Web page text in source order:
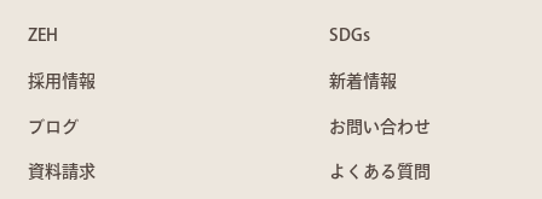
ZEH SDGs
採用情報 新着情報
ブログ お問い合わせ
資料請求 よくある質問